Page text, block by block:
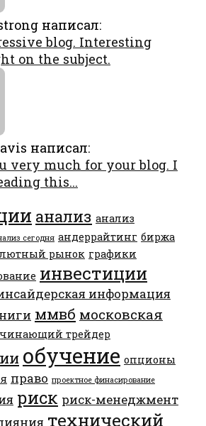
написал:
blog. Interesting
on the subject.
написал:
very much for your blog. I
this...
анализ анализ
сегодня андеррайтинг биржа
рынок графики
инвестиции
информация
ммвб московская
трейдер
обучение опционы
право проектное финасирование
риск риск-менеджмент
технический